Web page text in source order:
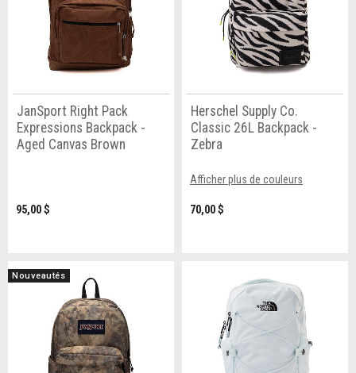
JanSport Right Pack
Expressions Backpack -
Aged Canvas Brown
95,00 $
Herschel Supply Co.
Classic 26L Backpack -
Zebra
Afficher plus de couleurs
70,00 $
Nouveautés